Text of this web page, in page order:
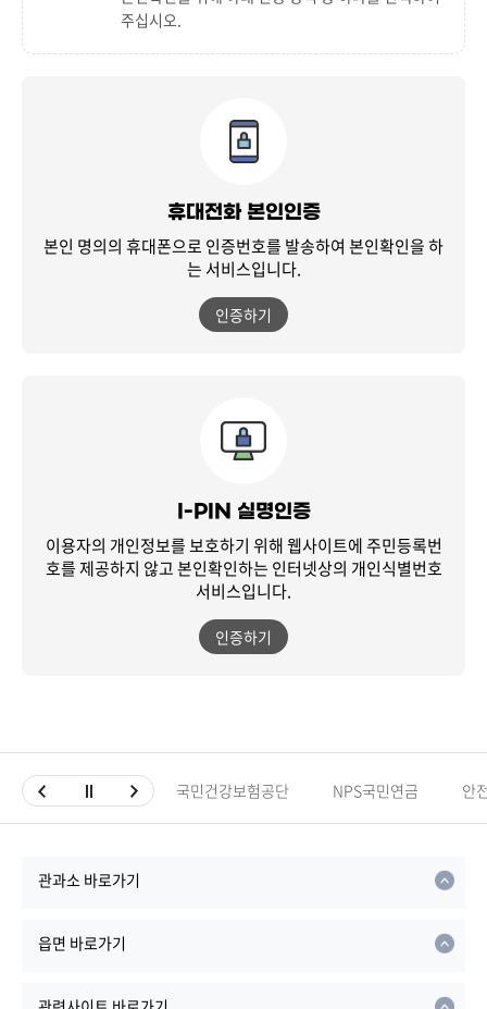
주십시오.
휴대전화 본인인증
본인 명의의 휴대폰으로 인증번호를 발송하여 본인확인을 하
는 서비스입니다.
인증하기
I-PIN 실명인증
이용자의 개인정보를 보호하기 위해 웹사이트에 주민등록번
호를 제공하지 않고본인확인하는 인터넷상의 개인식별번호
서비스입니다.
인증하기
국민건강보험공단 NPS국민연금 안
관과소 바로가기
읍면 바로가기